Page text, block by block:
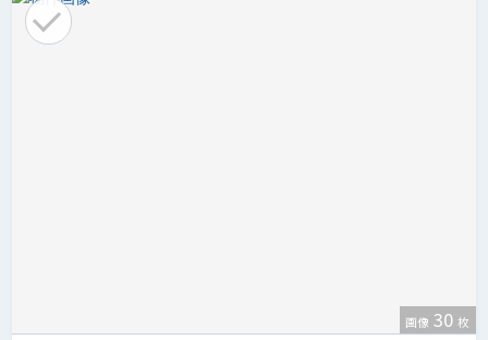
画像 30 枚